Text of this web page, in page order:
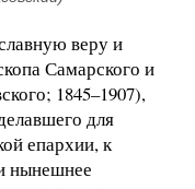
веру и
Самарского и
1845–1907),
для
епархии, к
нынешнее